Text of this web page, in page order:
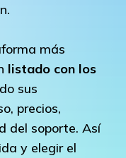
más
listado con los
sus
precios,
del soporte. Así
y elegir el